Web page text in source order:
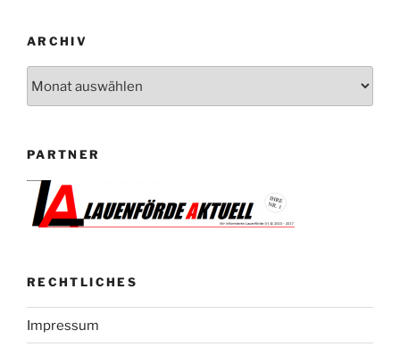
ARCHIV
PARTNER
RECHTLICHES
Impressum